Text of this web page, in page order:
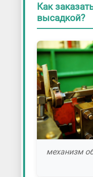
Как
высадкой?
механизм